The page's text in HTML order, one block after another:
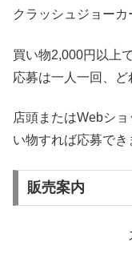
クラッシュジョー
買い物2,000円以上
応募は一人一回、
店頭またはWebショ
い物すれば応募でき
販売案内